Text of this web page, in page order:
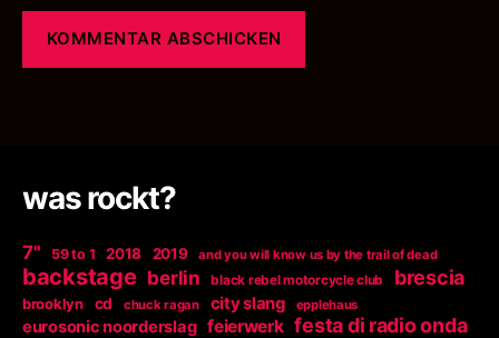
was rockt?
7" 59 to 1 2018 2019 and you will know us by the trail of dead
backstage berlin black rebel motorcycle club brescia
brooklyn cd chuck ragan city slang epplehaus
eurosonic noorderslag feierwerk festa di radio onda